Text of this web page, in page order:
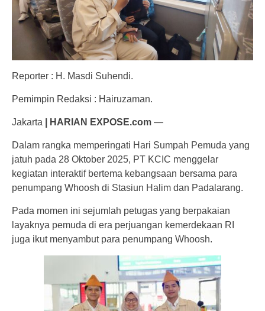
Reporter : H. Masdi Suhendi.
Pemimpin Redaksi : Hairuzaman.
Jakarta | HARIAN EXPOSE.com —
Dalam rangka memperingati Hari Sumpah Pemuda yang
jatuh pada 28 Oktober 2025, PT KCIC menggelar
kegiatan interaktif bertema kebangsaan bersama para
penumpang Whoosh di Stasiun Halim dan Padalarang.
Pada momen ini sejumlah petugas yang berpakaian
layaknya pemuda di era perjuangan kemerdekaan RI
juga ikut menyambut para penumpang Whoosh.